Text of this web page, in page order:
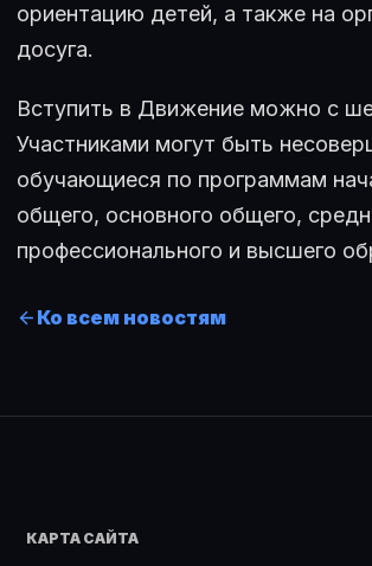
ориентацию детей, а также на
досуга.
Вступить в Движение можно с
Участниками могут быть
обучающиеся по программам
общего, основного общего,
профессионального и высшего
Ко всем новостям
КАРТА САЙТА